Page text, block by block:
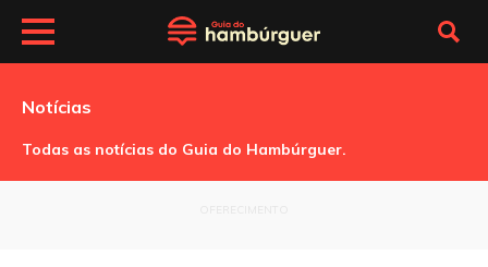
Notícias
Todas as notícias do Guia do Hambúrguer.